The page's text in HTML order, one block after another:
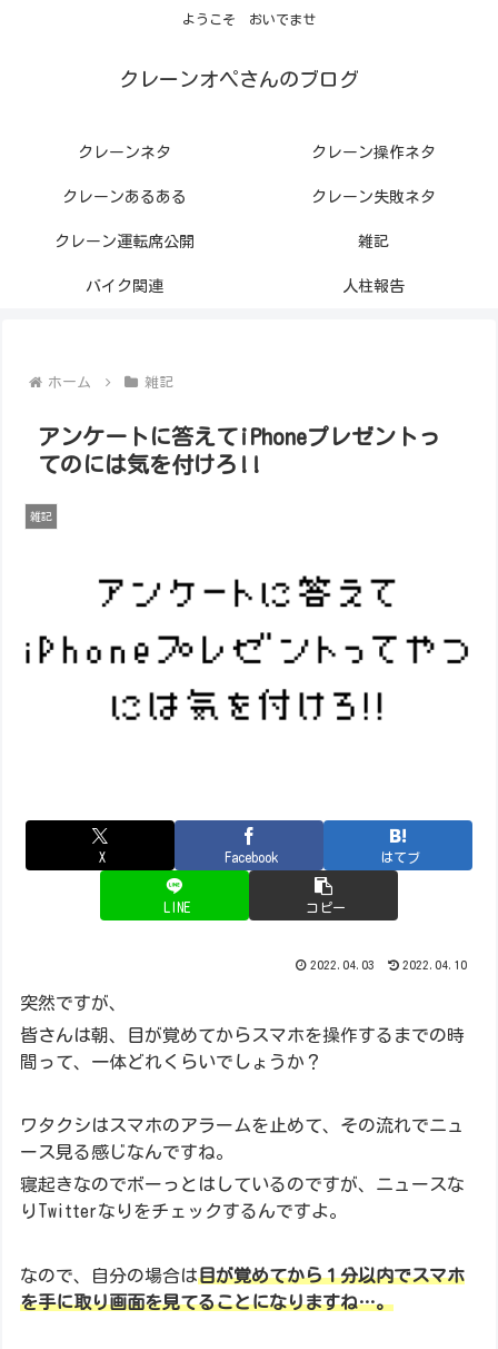
ようこそ おいでませ
クレーンオペさんのブログ
クレーンネタ クレーン操作ネタ
クレーンあるある クレーン失敗ネタ
クレーン運転席公開 雑記
バイク関連 人柱報告
ホーム 雑記
アンケートに答えてiPhoneプレゼントっ
てのには気を付けろ!!
雑記
X Facebook はてブ
LINE コピー
2022.04.03 2022.04.10
突然ですが、
皆さんは朝、目が覚めてからスマホを操作するまでの時
間って、一体どれくらいでしょうか？
ワタクシはスマホのアラームを止めて、その流れでニュ
ース見る感じなんですね。
寝起きなのでボーっとはしているのですが、ニュースな
りTwitterなりをチェックするんですよ。
なので、自分の場合は目が覚めてから１分以内でスマホ
を手に取り画面を見てることになりますね…。